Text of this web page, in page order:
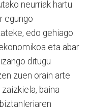
neurriak hartu
egungo
edo gehiago.
eta abar
ditugu
zuen orain arte
baina